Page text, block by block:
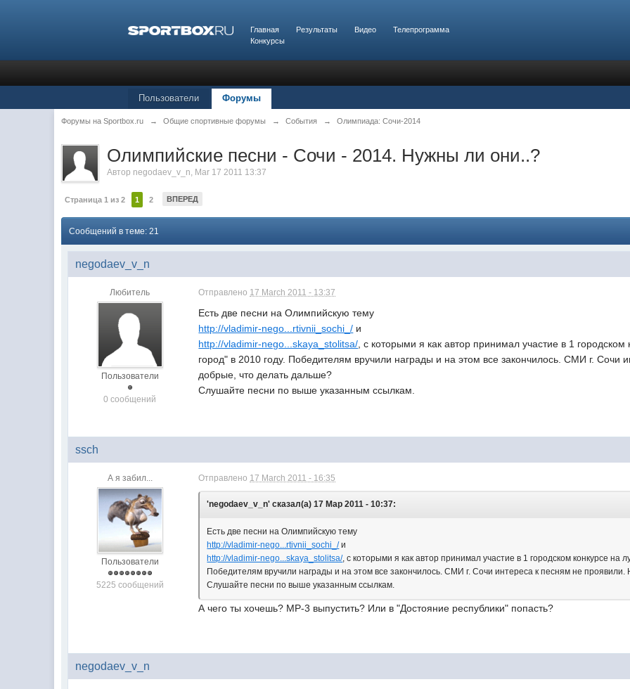
Главная Результаты Видео
Телепрограмма
Конкурсы
Пользователи Форумы
Форумы на Sportbox.ru → Общие спортивные форумы → Cобытия → Олимпиада: Сочи-2014
Олимпийские песни - Сочи - 2014. Нужны ли они..?
Автор negodaev_v_n, Mar 17 2011 13:37
Страница 1 из 2 1 2 ВПЕРЕД
Сообщений в теме: 21
negodaev_v_n
Любитель
Пользователи
0 сообщений
Отправлено 17 March 2011 - 13:37
Есть две песни на Олимпийскую тему
http://vladimir-nego...rtivnii_sochi_/ и
http://vladimir-nego...skaya_stolitsa/ , с которыми я как автор принимал участие в 1
город" в 2010 году. Победителям вручили награды и на этом все закончилось. СМИ г. Сочи
добрые, что делать дальше?
Слушайте песни по выше указанным ссылкам.
ssch
А я забил...
Пользователи
5225 сообщений
Отправлено 17 March 2011 - 16:35
'negodaev_v_n' сказал(а) 17 Мар 2011 - 10:37:
Есть две песни на Олимпийскую тему
http://vladimir-nego...rtivnii_sochi_/и
http://vladimir-nego...skaya_stolitsa/, с которыми я как автор принимал участие в 1 городском конкурсе
Победителям вручили награды и на этом все закончилось. СМИ г. Сочи интереса к песням не
Слушайте песни по выше указанным ссылкам.
А чего ты хочешь? МР-3 выпустить? Или в "Достояние республики" попасть?
negodaev_v_n